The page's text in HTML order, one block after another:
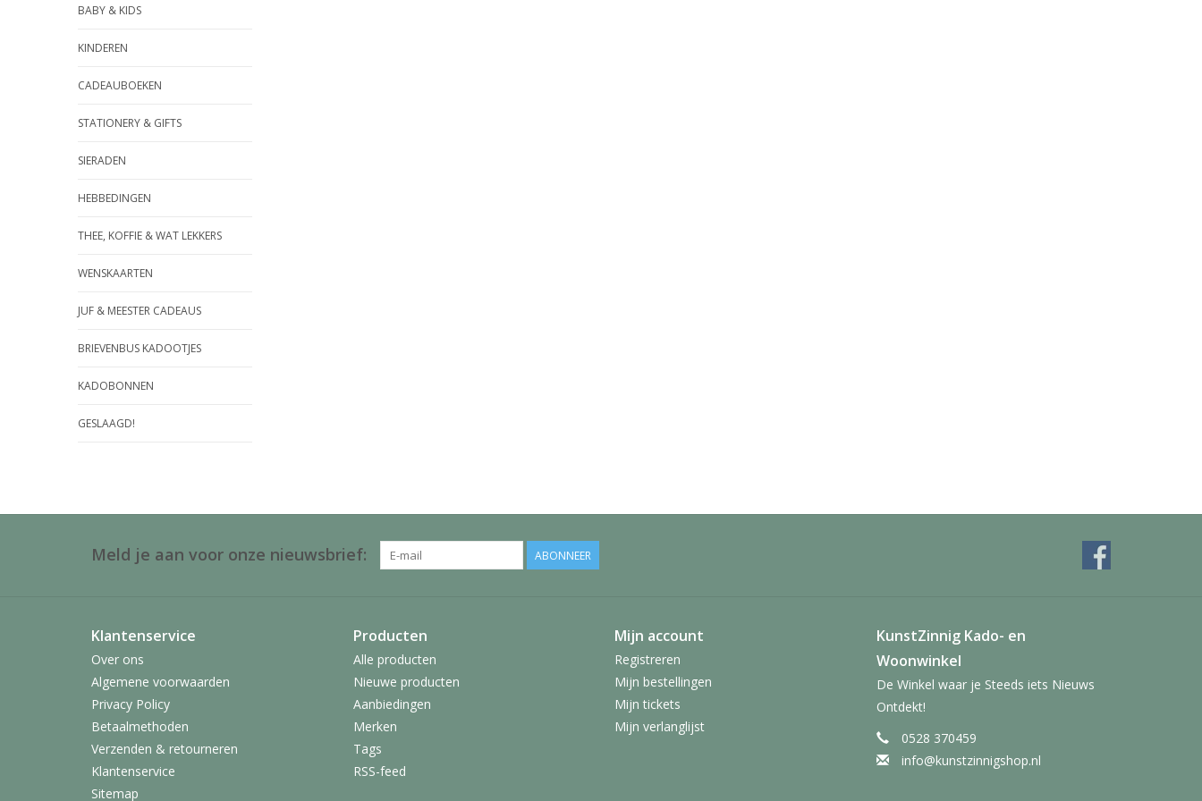
BABY & KIDS
KINDEREN
CADEAUBOEKEN
STATIONERY & GIFTS
SIERADEN
HEBBEDINGEN
THEE, KOFFIE & WAT LEKKERS
WENSKAARTEN
JUF & MEESTER CADEAUS
BRIEVENBUS KADOOTJES
KADOBONNEN
GESLAAGD!
Meld je aan voor onze nieuwsbrief: ABONNEER
Klantenservice
Over ons
Algemene voorwaarden
Privacy Policy
Betaalmethoden
Verzenden & retourneren
Klantenservice
Sitemap
Producten
Alle producten
Nieuwe producten
Aanbiedingen
Merken
Tags
RSS-feed
Mijn account
Registreren
Mijn bestellingen
Mijn tickets
Mijn verlanglijst
KunstZinnig Kado- en
Woonwinkel
De Winkel waar je Steeds iets Nieuws
Ontdekt!
0528 370459
info@kunstzinnigshop.nl